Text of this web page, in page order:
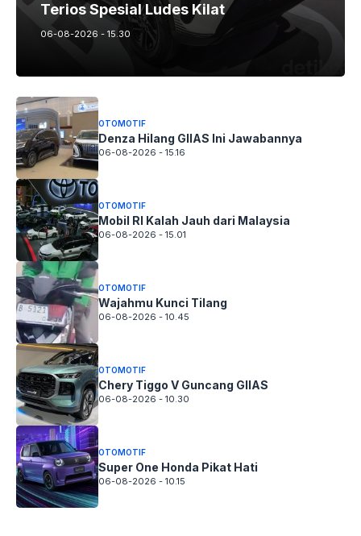
Terios Spesial Ludes Kilat
06-08-2026 - 15.30
OTOMOTIF
Denza Hilang GIIAS Ini Jawabannya
06-08-2026 - 15.16
OTOMOTIF
Mobil RI Kalah Jauh dari Malaysia
06-08-2026 - 15.01
OTOMOTIF
Wajahmu Kunci Tilang
06-08-2026 - 10.45
OTOMOTIF
Chery Tiggo V Guncang GIIAS
06-08-2026 - 10.30
OTOMOTIF
Super One Honda Pikat Hati
06-08-2026 - 10.15